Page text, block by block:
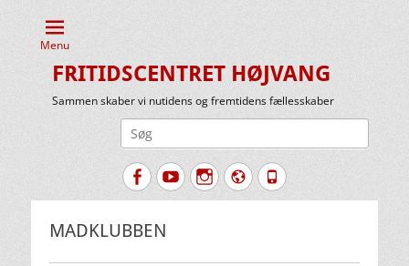
Menu
FRITIDSCENTRET HØJVANG
Sammen skaber vi nutidens og fremtidens fællesskaber
FacebookYouTubeInstagram
Website
Tlf.
MADKLUBBEN